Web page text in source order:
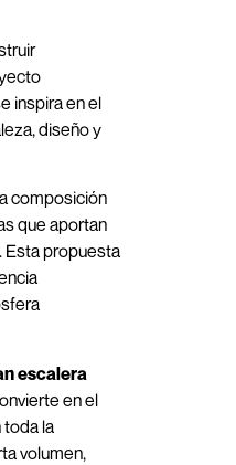
inspira en el
diseño y
composición
que aportan
Esta propuesta
escalera
en el
toda la
volumen,